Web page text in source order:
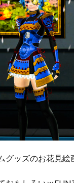
グッズのお花見絵